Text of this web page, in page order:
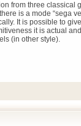
from three classical
is a mode “sega
It is possible to
it is actual
(in other style).